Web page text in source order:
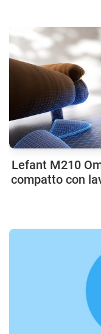
Lefant M210
compatto con